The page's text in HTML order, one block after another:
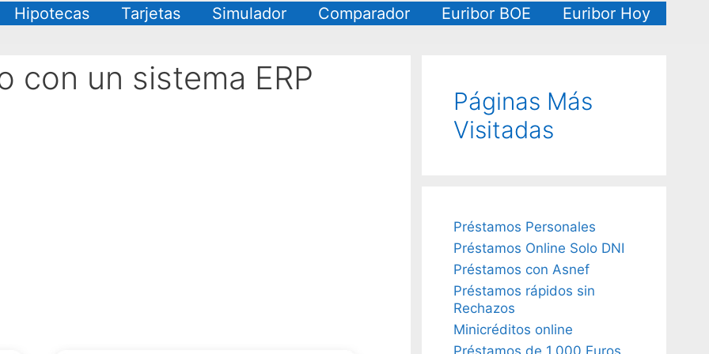
Hipotecas Tarjetas Simulador Comparador Euribor BOE Euribor Hoy
con un sistema ERP
Páginas Más
Visitadas
Préstamos Personales
Préstamos Online Solo DNI
Préstamos con Asnef
Préstamos rápidos sin
Rechazos
Minicréditos online
Préstamos de 1.000 Euros